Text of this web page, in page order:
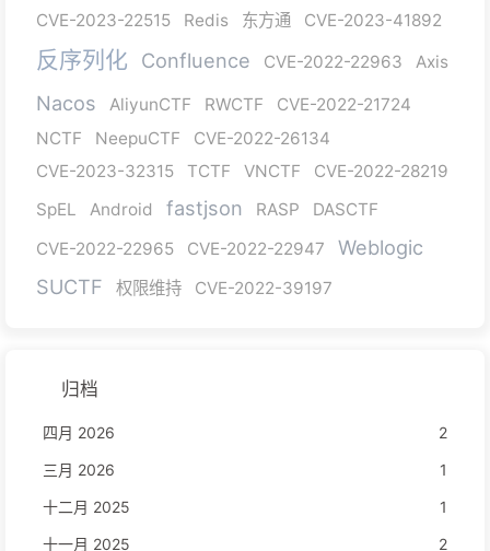
CVE-2023-22515 Redis 东方通 CVE-2023-41892
反序列化 Confluence CVE-2022-22963 Axis
Nacos AliyunCTF RWCTF
CVE-2022-21724
NCTF
NeepuCTF
CVE-2022-26134
CVE-2023-32315
TCTF VNCTF
CVE-2022-28219
SpEL
Android fastjson RASP
DASCTF
CVE-2022-22965
CVE-2022-22947
Weblogic
SUCTF
权限维持 CVE-2022-39197
归档
四月 2026
2
三月 2026
1
十二月 2025
1
十一月 2025
2